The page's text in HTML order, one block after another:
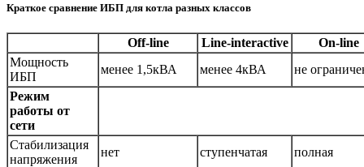
Краткое сравнение ИБП для котла разных классов
Off-line Line-interactive
On-line
Мощность
ИБП
менее 1,5кВА менее 4кВА
не
Режим
работы от
сети
Стабилизация
напряжения
нет ступенчатая
полная